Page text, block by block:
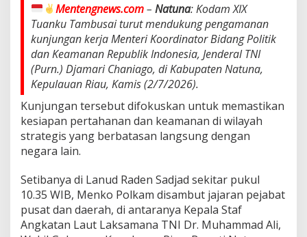
t
a
n
P
r
t
h
a
n
e
r
b
a
Mentengnews.com–Natuna: Kodam XIX
Tuanku Tambusai turut mendukung pengamanan
kunjungan kerja Menteri Koordinator Bidang Politik
dan Keamanan Republik Indonesia, Jenderal TNI
(Purn.) Djamari Chaniago, di Kabupaten Natuna,
Kepulauan Riau, Kamis (2/7/2026).
Kunjungan tersebut difokuskan untuk memastikan
kesiapan pertahanan dan keamanan di wilayah
strategis yang berbatasan langsung dengan
negara lain.
Setibanya di Lanud Raden Sadjad sekitar pukul
10.35 WIB, Menko Polkam disambut jajaran pejabat
pusat dan daerah, di antaranya Kepala Staf
Angkatan Laut Laksamana TNI Dr. Muhammad Ali,